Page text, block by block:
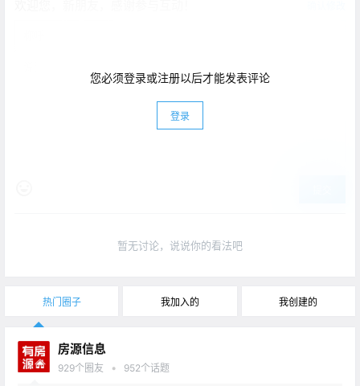
您必须登录或注册以后才能发表评论
登录
暂无讨论，说说你的看法吧
热门圈子 我加入的 我创建的
房源信息
929个圈友 • 952个话题